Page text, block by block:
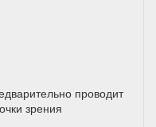
проводит
зрения